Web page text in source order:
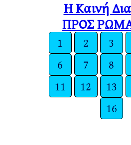
Η Καινή
ΠΡΟΣ
1 2 3
6
7 8
11
12 13
16